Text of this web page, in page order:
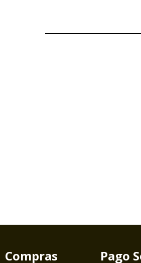
Compras Pago